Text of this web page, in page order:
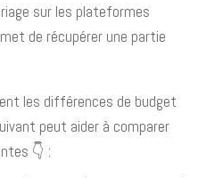
sur les plateformes
de récupérer une partie
les différences de budget
peut aider à comparer
👇 :